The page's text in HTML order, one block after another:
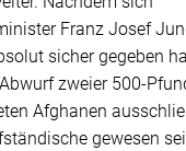
Franz Josef
sicher gegeben
zweier 500-
Afghanen
gewesen